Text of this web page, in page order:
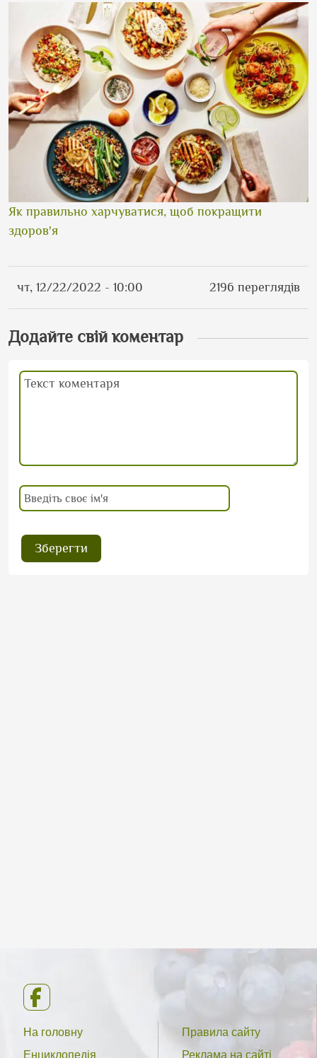
Як правильно харчуватися, щоб покращити
здоров'я
чт, 12/22/2022 - 10:00 2196 переглядів
Додайте свій коментар
На головну
Енциклопедія
Правила сайту
Реклама на сайті